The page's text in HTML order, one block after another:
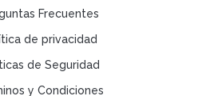
Frecuentes
de privacidad
de Seguridad
y Condiciones